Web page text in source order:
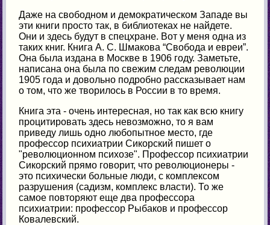
Даже на свободном и демократическом Западе вы
эти книги просто так, в библиотеках не найдете.
Они и здесь будут в спецхране. Вот у меня одна из
таких книг. Книга А. С. Шмакова “Свобода и евреи”.
Она была издана в Москве в 1906 году. Заметьте,
написана она была по свежим следам революции
1905 года и довольно подробно рассказывает нам
о том, что же творилось в России в то время.
Книга эта - очень интересная, но так как всю книгу
процитировать здесь невозможно, то я вам
приведу лишь одно любопытное место, где
профессор психиатрии Сикорский пишет о
"революционном психозе". Профессор психиатрии
Сикорский прямо говорит, что революционеры -
это психически больные люди, с комплексом
разрушения (садизм, комплекс власти). То же
самое повторяют еще два профессора
психиатрии: профессор Рыбаков и профессор
Ковалевский.